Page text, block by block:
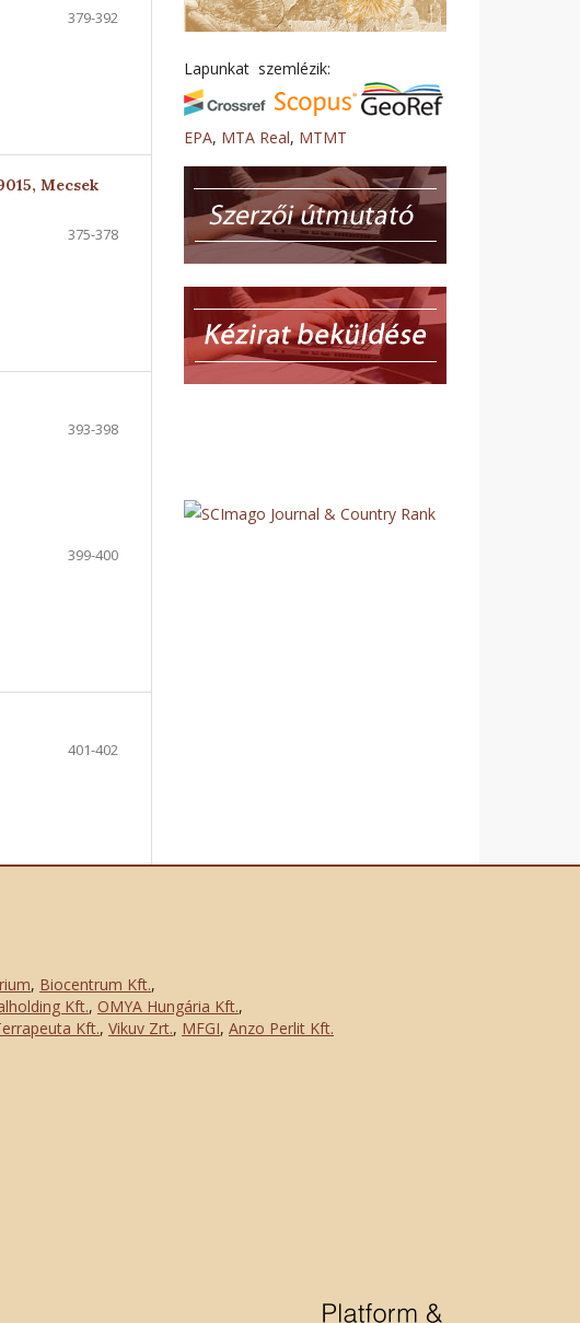
379-392
Mecsek
375-378
393-398
399-400
401-402
Lapunkat szemlézik:
EPA, MTA Real, MTMT
, Biocentrum Kft.,
Kft., OMYA Hungária Kft.,
Kft., Vikuv Zrt., MFGI, Anzo Perlit Kft.